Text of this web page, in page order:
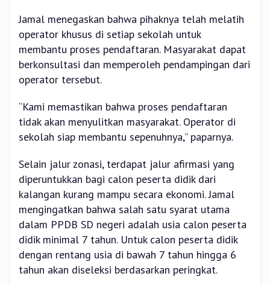
Jamal menegaskan bahwa pihaknya telah melatih
operator khusus di setiap sekolah untuk
membantu proses pendaftaran. Masyarakat dapat
berkonsultasi dan memperoleh pendampingan dari
operator tersebut.
“Kami memastikan bahwa proses pendaftaran
tidak akan menyulitkan masyarakat. Operator di
sekolah siap membantu sepenuhnya,” paparnya.
Selain jalur zonasi, terdapat jalur afirmasi yang
diperuntukkan bagi calon peserta didik dari
kalangan kurang mampu secara ekonomi. Jamal
mengingatkan bahwa salah satu syarat utama
dalam PPDB SD negeri adalah usia calon peserta
didik minimal 7 tahun. Untuk calon peserta didik
dengan rentang usia di bawah 7 tahun hingga 6
tahun akan diseleksi berdasarkan peringkat.